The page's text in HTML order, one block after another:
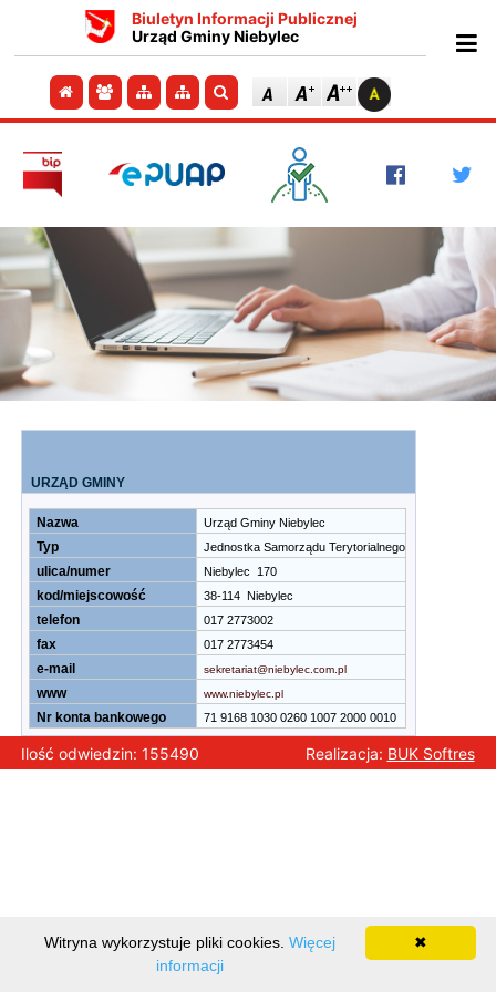
Biuletyn Informacji Publicznej
Urząd Gminy Niebylec
Przejdź do strony głównej
Przejdź do redakcji
Przejdź do mapy strony
Przejdź do mapy strony
Szukaj
URZĄD GMINY
Nazwa Urząd Gminy Niebylec
Typ Jednostka Samorządu Terytorialnego
ulica/numer Niebylec 170
kod/miejscowość 38-114 Niebylec
telefon 017 2773002
fax 017 2773454
e-mail sekretariat@niebylec.com.pl
www www.niebylec.pl
Nr konta bankowego 71 9168 1030 0260 1007 2000 0010
Ilość odwiedzin: 155490 Realizacja: BUK Softres
✖
Witryna wykorzystuje pliki cookies. Więcej
informacji